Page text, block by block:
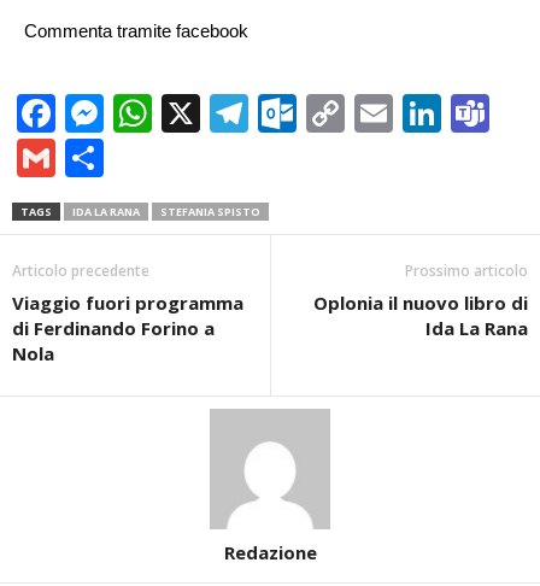
Commenta tramite facebook
Facebook
Messenger
WhatsApp
X Telegram
Outlook.com
CopyEmail
Gmail
TAGS IDA LA RANA STEFANIA SPISTO
Articolo precedente
Viaggio fuori programma
di Ferdinando Forino a
Nola
Prossimo articolo
Oplonia il nuovo libro di
Ida La Rana
Redazione